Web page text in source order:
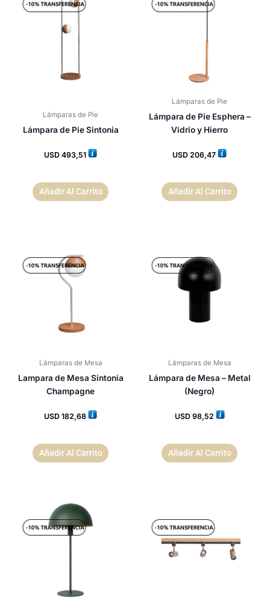
Lámparas de Pie
Lámpara de Pie Sintonia
USD 493,51
Añadir Al Carrito
Lámparas de Pie
Lámpara de Pie Esphera –
Vidrio y Hierro
USD 206,47
Añadir Al Carrito
Lámparas de Mesa
Lampara de Mesa Sintonia
Champagne
USD 182,68
Añadir Al Carrito
Lámparas de Mesa
Lámpara de Mesa – Metal
(Negro)
USD98,52
Añadir Al Carrito